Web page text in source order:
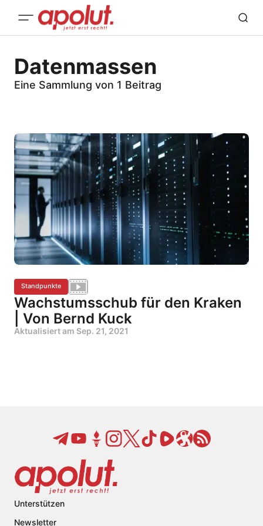
Datenmassen
Eine Sammlung von 1 Beitrag
Standpunkte
Wachstumsschub für den Kraken
| Von Bernd Kuck
Aktualisiert am Sep. 21, 2021
Unterstützen
Newsletter